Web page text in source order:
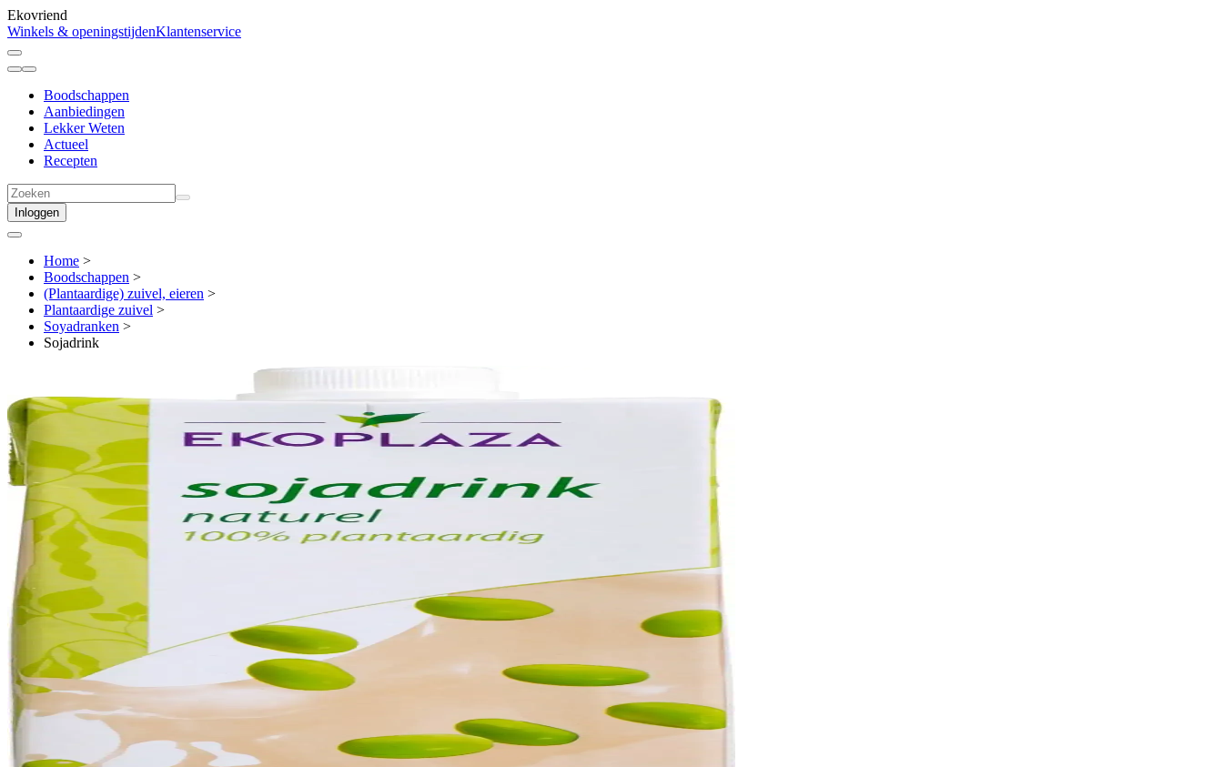
Ekovriend
Winkels & openingstijdenKlantenservice
Boodschappen
Aanbiedingen
Lekker Weten
Actueel
Recepten
Inloggen
Home >
Boodschappen >
(Plantaardige) zuivel, eieren >
Plantaardige zuivel >
Soyadranken >
Sojadrink